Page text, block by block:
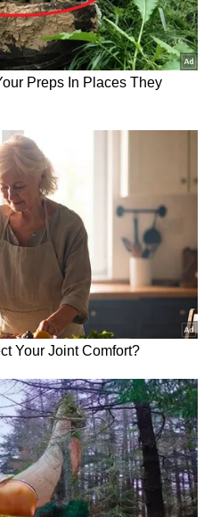
ಈ ರಾಶಿಯವರಿಗೆ ಇಂದು
ಅವಕಾಶ ಸಿಗುತ್ತದೆ.
ಮಾಡಿ, ತಾಳ್ಮೆ
ಸರಿಯಾಗಿ
ನಿರ್ಧಾರ ತೆಗೆದುಕೊಳ್ಳಿ.